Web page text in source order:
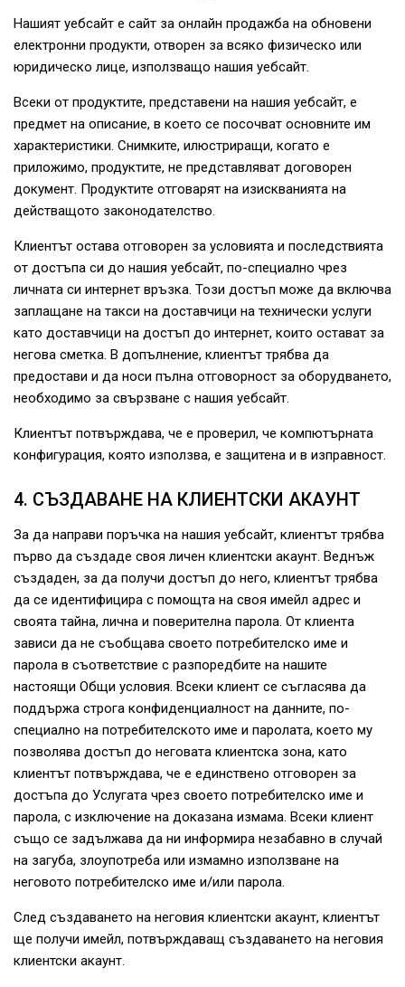
Нашият уебсайт е сайт за онлайн продажба на обновени
електронни продукти, отворен за всяко физическо или
юридическо лице, използващо нашия уебсайт.
Всеки от продуктите, представени на нашия уебсайт, е
предмет на описание, в което се посочват основните им
характеристики. Снимките, илюстриращи, когато е
приложимо, продуктите, не представляват договорен
документ. Продуктите отговарят на изискванията на
действащото законодателство.
Клиентът остава отговорен за условията и последствията
от достъпа си до нашия уебсайт, по-специално чрез
личната си интернет връзка. Този достъп може да включва
заплащане на такси на доставчици на технически услуги
като доставчици на достъп до интернет, които остават за
негова сметка. В допълнение, клиентът трябва да
предостави и да носи пълна отговорност за оборудването,
необходимо за свързване с нашия уебсайт.
Клиентът потвърждава, че е проверил, че компютърната
конфигурация, която използва, е защитена и в изправност.
4. СЪЗДАВАНЕ НА КЛИЕНТСКИ АКАУНТ
За да направи поръчка на нашия уебсайт, клиентът трябва
първо да създаде своя личен клиентски акаунт. Веднъж
създаден, за да получи достъп до него, клиентът трябва
да се идентифицира с помощта на своя имейл адрес и
своята тайна, лична и поверителна парола. От клиента
зависи да не съобщава своето потребителско име и
парола в съответствие с разпоредбите на нашите
настоящи Общи условия. Всеки клиент се съгласява да
поддържа строга конфиденциалност на данните, по-
специално на потребителското име и паролата, което му
позволява достъп до неговата клиентска зона, като
клиентът потвърждава, че е единствено отговорен за
достъпа до Услугата чрез своето потребителско име и
парола, с изключение на доказана измама. Всеки клиент
също се задължава да ни информира незабавно в случай
на загуба, злоупотреба или измамно използване на
неговото потребителско име и/или парола.
След създаването на неговия клиентски акаунт, клиентът
ще получи имейл, потвърждаващ създаването на неговия
клиентски акаунт.